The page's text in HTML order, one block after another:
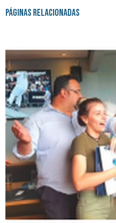
Páginas Relacionadas